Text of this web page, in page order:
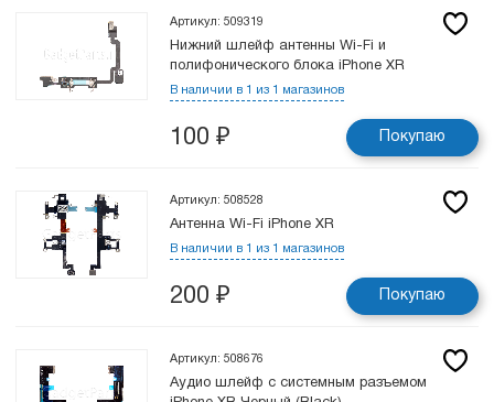
Артикул: 509319
Нижний шлейф антенны Wi-Fi и
полифонического блока iPhone XR
В наличии в 1 из 1 магазинов
100 ₽ Покупаю
Артикул: 508528
Антенна Wi-Fi iPhone XR
В наличии в 1 из 1 магазинов
200 ₽ Покупаю
Артикул: 508676
Аудио шлейф с системным разъемом